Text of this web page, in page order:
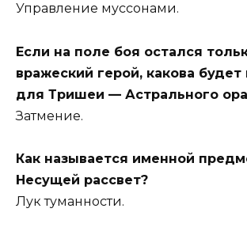
Управление муссонами.
Если на поле боя остался
вражеский герой, какова будет
для Тришеи — Астрального
Затмение.
Как называется именной
Несущей рассвет?
Лук туманности.